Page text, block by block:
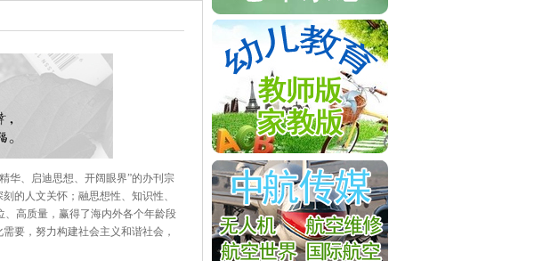
华、启迪思想、开阔眼界”的办刊宗
的人文关怀；融思想性、知识性、
高质量，赢得了海内外各个年龄段
要，努力构建社会主义和谐社会，